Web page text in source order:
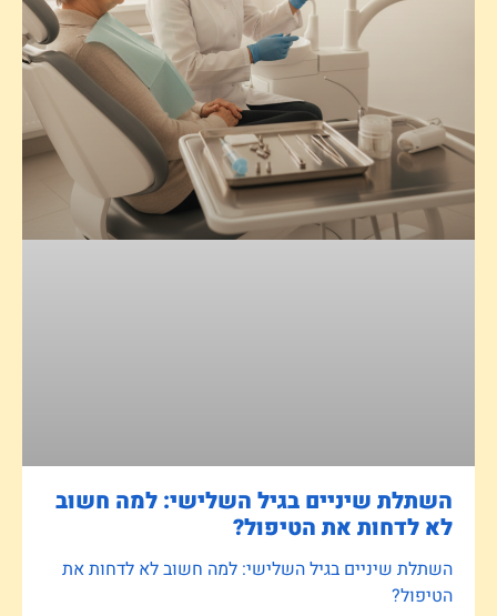
השתלת שיניים בגיל השלישי: למה חשוב
לא לדחות את הטיפול?
השתלת שיניים בגיל השלישי: למה חשוב לא לדחות את
הטיפול?